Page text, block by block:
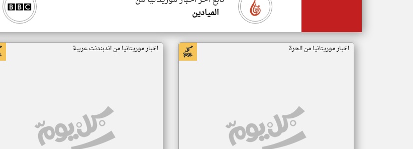
الميادين
اخبار موريتانيا من الحرة اخبار موريتانيا من اندبندنت عربية